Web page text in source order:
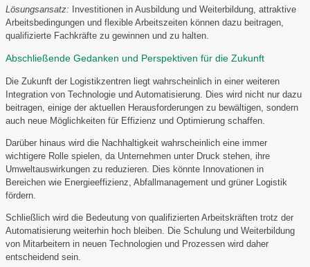
Lösungsansatz: Investitionen in Ausbildung und Weiterbildung, attraktive
Arbeitsbedingungen und flexible Arbeitszeiten können dazu beitragen,
qualifizierte Fachkräfte zu gewinnen und zu halten.
Abschließende Gedanken und Perspektiven für die Zukunft
Die Zukunft der Logistikzentren liegt wahrscheinlich in einer weiteren
Integration von Technologie und Automatisierung. Dies wird nicht nur dazu
beitragen, einige der aktuellen Herausforderungen zu bewältigen, sondern
auch neue Möglichkeiten für Effizienz und Optimierung schaffen.
Darüber hinaus wird die Nachhaltigkeit wahrscheinlich eine immer
wichtigere Rolle spielen, da Unternehmen unter Druck stehen, ihre
Umweltauswirkungen zu reduzieren. Dies könnte Innovationen in
Bereichen wie Energieeffizienz, Abfallmanagement und grüner Logistik
fördern.
Schließlich wird die Bedeutung von qualifizierten Arbeitskräften trotz der
Automatisierung weiterhin hoch bleiben. Die Schulung und Weiterbildung
von Mitarbeitern in neuen Technologien und Prozessen wird daher
entscheidend sein.